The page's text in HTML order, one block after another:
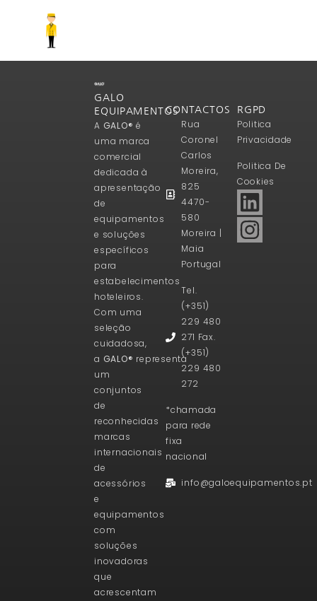
GALO
EQUIPAMENTOS
A GALO® é
uma marca
comercial
dedicada à
apresentação
de
equipamentos
e soluções
específicos
para
estabelecimentos
hoteleiros.
Com uma
seleção
cuidadosa,
a GALO® representa
um
conjuntos
de
reconhecidas
marcas
internacionais
de
acessórios
e
equipamentos
com
soluções
inovadoras
que
acrescentam
CONTACTOS
Rua
Coronel
Carlos
Moreira,
825
4470-
580
Moreira |
Maia
Portugal
Tel.
(+351)
229 480
271 Fax.
(+351)
229 480
272
*chamada
para rede
fixa
nacional
info@galoequipamentos.pt
RGPD
Politica
Privacidade
Politica De
Cookies